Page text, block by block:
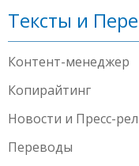
Тексты и
Контент-менеджер
Копирайтинг
Новости и Пресс-
Переводы